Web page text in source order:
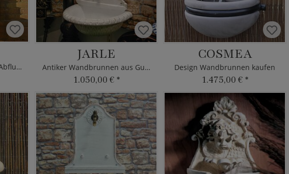
Antik Wandbrunnen mit Abfluss
JARLE
Antiker Wandbrunnen aus Gusseisen
1.050,00 € *
COSMEA
Design Wandbrunnen kaufen
1.475,00 € *